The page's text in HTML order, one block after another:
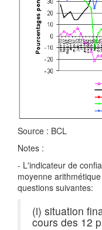
Source : BCL
Notes :
- L'indicateur de
moyenne
questions suivantes:
(i) situation
cours des 12